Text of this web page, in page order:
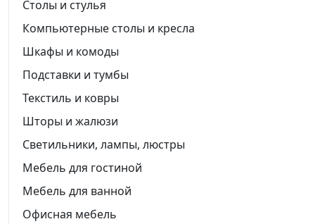
Столы и стулья
Компьютерные столы и кресла
Шкафы и комоды
Подставки и тумбы
Текстиль и ковры
Шторы и жалюзи
Светильники, лампы, люстры
Мебель для гостиной
Мебель для ванной
Офисная мебель